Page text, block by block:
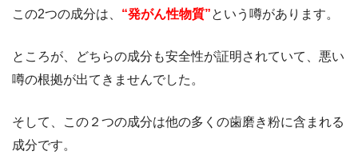
この2つの成分は、 “発がん性物質”という噂があります。
ところが、どちらの成分も安全性が証明されていて、悪い
噂の根拠が出てきませんでした。
そして、この２つの成分は他の多くの歯磨き粉に含まれる
成分です。